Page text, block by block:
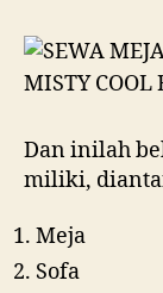
Dan inilah
miliki,
Meja
Sofa